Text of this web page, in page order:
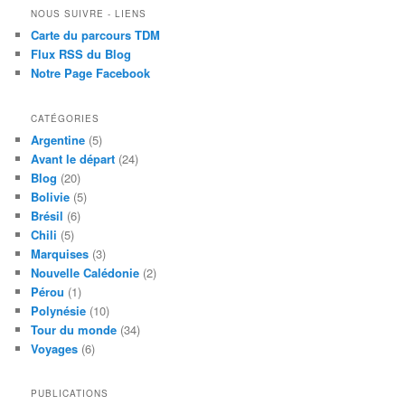
NOUS SUIVRE - LIENS
Carte du parcours TDM
Flux RSS du Blog
Notre Page Facebook
CATÉGORIES
Argentine (5)
Avant le départ (24)
Blog (20)
Bolivie (5)
Brésil (6)
Chili (5)
Marquises (3)
Nouvelle Calédonie (2)
Pérou (1)
Polynésie (10)
Tour du monde (34)
Voyages (6)
PUBLICATIONS